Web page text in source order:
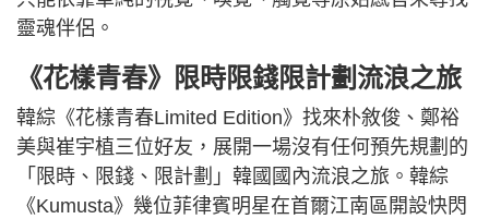
靈魂伴侶。
《花樣青春》限時限錢限計劃流浪之旅
韓綜《花樣青春Limited Edition》找來朴敘俊、鄭裕
美與崔宇植三位好友，展開一場沒有任何預先規劃的
「限時、限錢、限計劃」韓國國內流浪之旅。韓綜
《Kumusta》幾位菲律賓明星在首爾江南區開設快閃